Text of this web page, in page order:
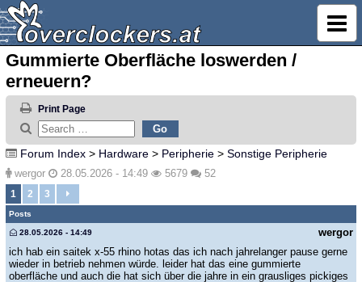
Gummierte Oberfläche loswerden /
erneuern?
Print Page
Forum Index > Hardware > Peripherie > Sonstige Peripherie
wergor 28.05.2026 - 14:49 5679 52
1 2 3
Posts
wergor
28.05.2026 - 14:49
ich hab ein saitek x-55 rhino hotas das ich nach jahrelanger pause gerne
wieder in betrieb nehmen würde. leider hat das eine gummierte
oberfläche und auch die hat sich über die jahre in ein grausliges pickiges